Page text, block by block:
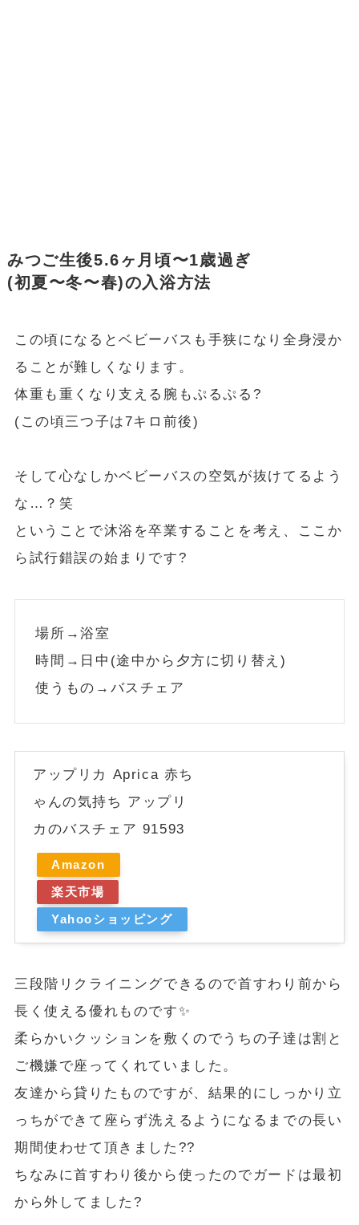
みつご生後5.6ヶ月頃〜1歳過ぎ
(初夏〜冬〜春)の入浴方法
この頃になるとベビーバスも手狭になり全身浸か
ることが難しくなります。
体重も重くなり支える腕もぷるぷる?
(この頃三つ子は7キロ前後)
そして心なしかベビーバスの空気が抜けてるよう
な…？笑
ということで沐浴を卒業することを考え、ここか
ら試行錯誤の始まりです?
場所→浴室
時間→日中(途中から夕方に切り替え)
使うもの→バスチェア
アップリカ Aprica 赤ち
ゃんの気持ち アップリ
カのバスチェア 91593
Amazon
楽天市場
Yahooショッピング
三段階リクライニングできるので首すわり前から
長く使える優れものです✨
柔らかいクッションを敷くのでうちの子達は割と
ご機嫌で座ってくれていました。
友達から貸りたものですが、結果的にしっかり立
っちができて座らず洗えるようになるまでの長い
期間使わせて頂きました??
ちなみに首すわり後から使ったのでガードは最初
から外してました?